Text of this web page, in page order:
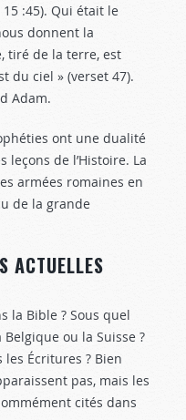
:45). Qui était le
donnent la
tiré de la terre, est
du ciel » (verset 47).
Adam.
ont une dualité
leçons de l’Histoire. La
armées romaines en
de la grande
ACTUELLES
la Bible ? Sous quel
ou la Suisse ?
Écritures ? Bien
pas, mais les
cités dans